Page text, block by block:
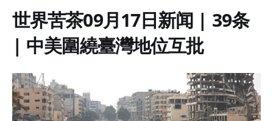
世界苦茶09月17日新闻 | 39条
| 中美圍繞臺灣地位互批